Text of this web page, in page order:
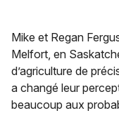
Mike et Regan
Melfort, en
d’agriculture de
a changé leur
beaucoup aux